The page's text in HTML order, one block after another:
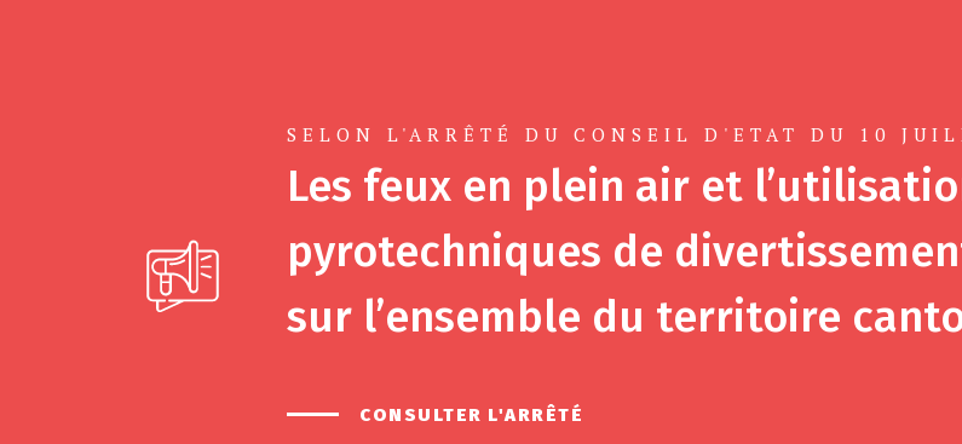
SELON L'ARRÊTÉ DU CONSEIL D'ETAT DU 10
Les feux en plein air et
pyrotechniques de
sur l’ensemble du territoire
CONSULTER L'ARRÊTÉ